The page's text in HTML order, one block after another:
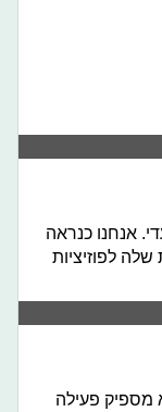
אנחנו כנראה
לפוזיציות
מספיק פעילה